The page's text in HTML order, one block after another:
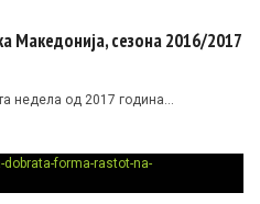
Македонија, сезона 2016/2017
недела од 2017 година…